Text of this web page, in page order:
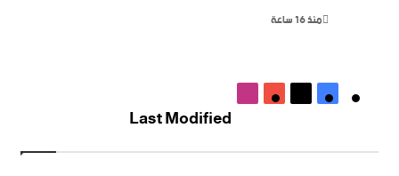
منذ 16 ساعة
فيسبوك
‫X
‫YouTube
انستقرام
Last Modified